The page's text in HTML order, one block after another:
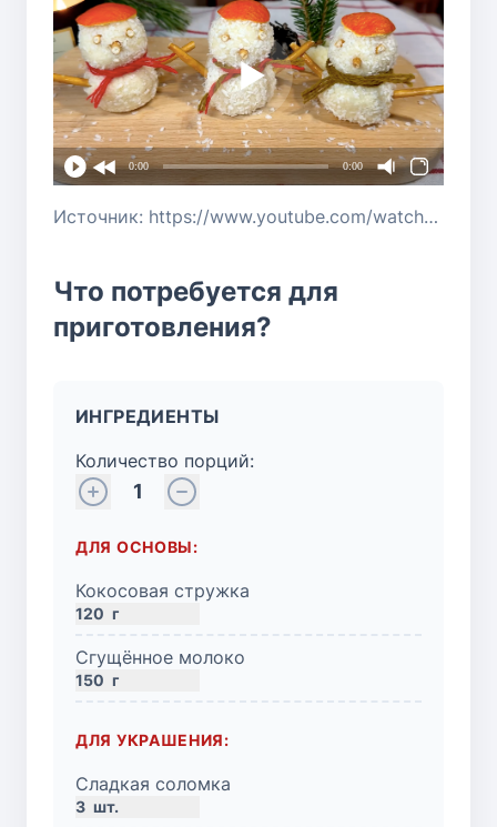
0:00 0:00
Источник: https://www.youtube.com/watch?v=hT6LuEY9AAg
Что потребуется для
приготовления?
ИНГРЕДИЕНТЫ
Количество порций:
1
ДЛЯ ОСНОВЫ:
Кокосовая стружка
120 г
Сгущённое молоко
150 г
ДЛЯ УКРАШЕНИЯ:
Сладкая соломка
3 шт.